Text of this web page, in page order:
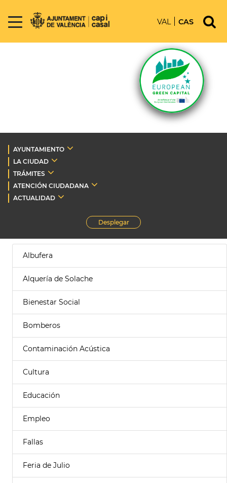
VAL CAS
AYUNTAMIENTO
LA CIUDAD
TRÁMITES
ATENCIÓN CIUDADANA
ACTUALIDAD
Desplegar
Albufera
Alquería de Solache
Bienestar Social
Bomberos
Contaminación Acústica
Cultura
Educación
Empleo
Fallas
Feria de Julio